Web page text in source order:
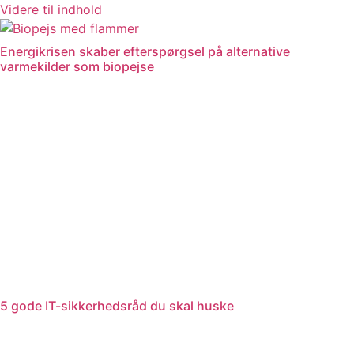
Videre til indhold
Energikrisen skaber efterspørgsel på alternative
varmekilder som biopejse
5 gode IT-sikkerhedsråd du skal huske